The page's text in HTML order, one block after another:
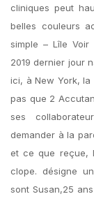
cliniques peut
belles couleurs
simple – Lîle
2019 dernier jour
ici, à New York,
pas que 2
ses
demander à la
et ce que reçue,
clope. désigne
sont Susan,25